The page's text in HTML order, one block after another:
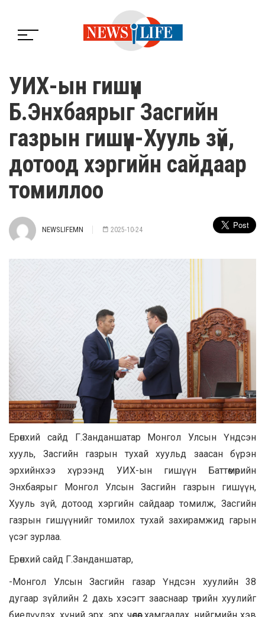
УИХ-ын гишүүн
Б.Энхбаярыг Засгийн
газрын гишүүн-Хууль зүй,
дотоод хэргийн сайдаар
томиллоо
NEWSLIFEMN 2025-10-24
Ерөнхий сайд Г.Занданшатар Монгол Улсын Үндсэн
хууль, Засгийн газрын тухай хуульд заасан бүрэн
эрхийнхээ хүрээнд УИХ-ын гишүүн Баттөмөрийн
Энхбаярыг Монгол Улсын Засгийн газрын гишүүн,
Хууль зүй, дотоод хэргийн сайдаар томилж, Засгийн
газрын гишүүнийг томилох тухай захирамжид гарын
үсэг зурлаа.
Ерөнхий сайд Г.Занданшатар,
-Монгол Улсын Засгийн газар Үндсэн хуулийн 38
дугаар зүйлийн 2 дахь хэсэгт зааснаар төрийн хуулийг